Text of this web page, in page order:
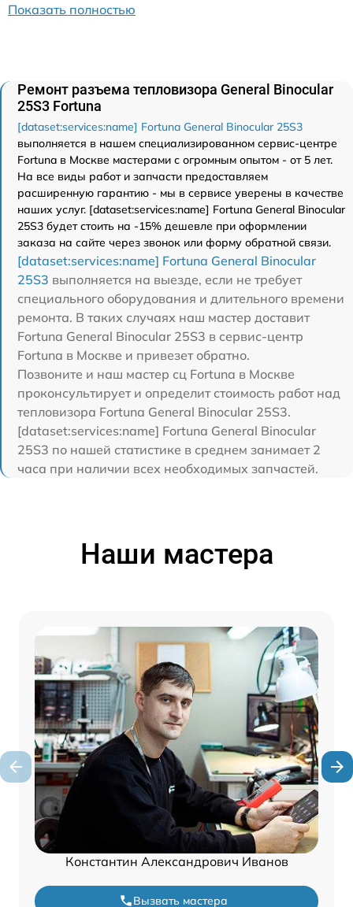
Показать полностью
Ремонт разъема тепловизора General Binocular
25S3 Fortuna
[dataset:services:name] Fortuna General Binocular 25S3
выполняется в нашем специализированном сервис-центре
Fortuna в Москве мастерами с огромным опытом - от 5 лет.
На все виды работ и запчасти предоставляем
расширенную гарантию - мы в сервисе уверены в качестве
наших услуг. [dataset:services:name] Fortuna General Binocular
25S3 будет стоить на -15% дешевле при оформлении
заказа на сайте через звонок или форму обратной связи.
[dataset:services:name] Fortuna General Binocular
25S3 выполняется на выезде, если не требует
специального оборудования и длительного времени
ремонта. В таких случаях наш мастер доставит
Fortuna General Binocular 25S3 в сервис-центр
Fortuna в Москве и привезет обратно.
Позвоните и наш мастер сц Fortuna в Москве
проконсультирует и определит стоимость работ над
тепловизора Fortuna General Binocular 25S3.
[dataset:services:name] Fortuna General Binocular
25S3 по нашей статистике в среднем занимает 2
часа при наличии всех необходимых запчастей.
Наши мастера
Константин Александрович Иванов
Вызвать мастера